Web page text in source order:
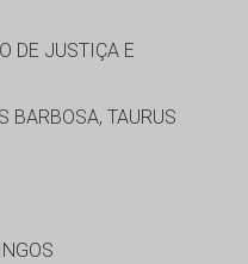
DE JUSTIÇA E
BARBOSA, TAURUS